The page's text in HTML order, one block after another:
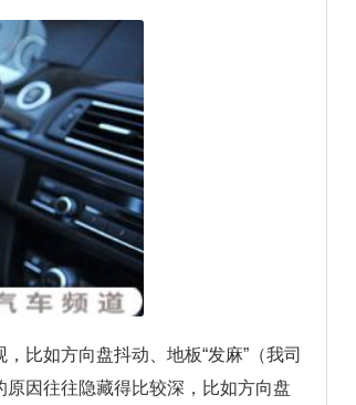
比如方向盘抖动、地板“发麻”（我司
因往往隐藏得比较深，比如方向盘